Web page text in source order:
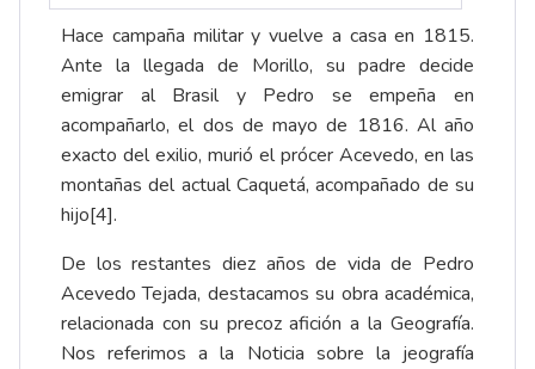
Hace campaña militar y vuelve a casa en 1815.
Ante la llegada de Morillo, su padre decide
emigrar al Brasil y Pedro se empeña en
acompañarlo, el dos de mayo de 1816. Al año
exacto del exilio, murió el prócer Acevedo, en las
montañas del actual Caquetá, acompañado de su
hijo[4].
De los restantes diez años de vida de Pedro
Acevedo Tejada, destacamos su obra académica,
relacionada con su precoz afición a la Geografía.
Nos referimos a la Noticia sobre la jeografía